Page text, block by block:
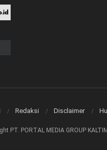
Redaksi Disclaimer
PT. PORTAL MEDIA GROUP